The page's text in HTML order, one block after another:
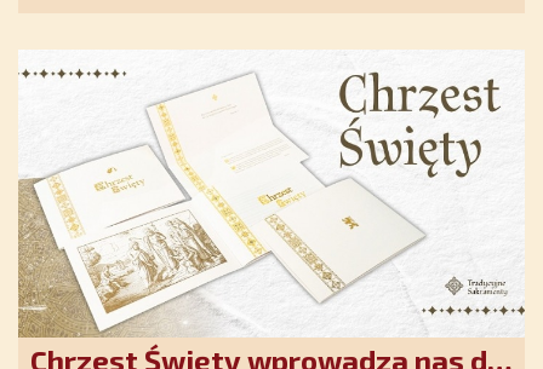
Chrzest Święty wprowadza nas do